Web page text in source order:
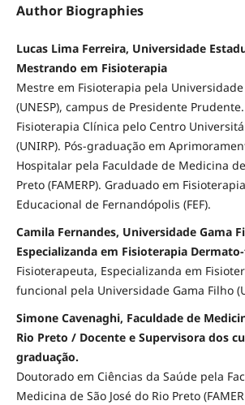
Author Biographies
Lucas Lima Ferreira, Universidade
Mestrando em Fisioterapia
Mestre em Fisioterapia pela
(UNESP), campus de Presidente
Fisioterapia Clínica pelo Centro
(UNIRP). Pós-graduação em
Hospitalar pela Faculdade de Medicina de
Preto (FAMERP). Graduado em
Educacional de Fernandópolis (FEF).
Camila Fernandes, Universidade Gama
Especializanda em Fisioterapia
Fisioterapeuta, Especializanda em
funcional pela Universidade Gama Filho
Simone Cavenaghi, Faculdade de
Rio Preto / Docente e Supervisora dos
graduação.
Doutorado em Ciências da Saúde pela
Medicina de São José do Rio Preto